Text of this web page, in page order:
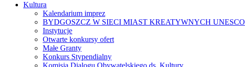
Kultura
Kalendarium imprez
BYDGOSZCZ W SIECI MIAST KREATYWNYCH UNESCO
Instytucje
Otwarte konkursy ofert
Małe Granty
Konkurs Stypendialny